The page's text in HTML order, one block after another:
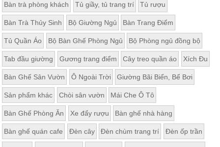
Bàn trà phòng khách Tủ giầy, tủ trang trí Tủ rượu
Bàn Trà Thủy Sinh Bộ Giường Ngủ Bàn Trang Điểm
Tủ Quần Áo Bộ Bàn Ghế Phòng Ngủ Bộ Phòng ngủ đồng bộ
Tab đầu giường Gương trang điểm Cây treo quần áo Xích Đu
Bàn Ghế Sân Vườn Ô Ngoài Trời Giường Bãi Biển, Bể Bơi
Sản phẩm khác Chòi sân vườn Mái Che Ô Tô
Bàn Ghế Phòng Ăn Xe đẩy rượu Bàn ghế nhà hàng
Bàn ghế quán cafe Đèn cây Đèn chùm trang trí Đèn ốp trần